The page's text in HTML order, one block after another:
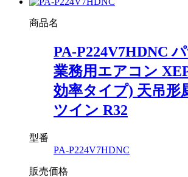
商品名
PA-P224V7HDNC
業務用エアコン
効率タイプ) 天吊形
ツイン R32
型番
PA-P224V7HDNC
販売価格